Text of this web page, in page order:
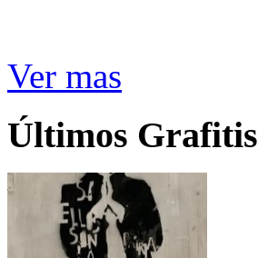
Ver mas
Últimos Grafitis